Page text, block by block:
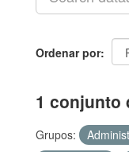
Ordenar por
1 conjunto
Grupos: